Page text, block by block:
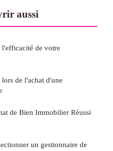
aussi
l'efficacité de votre
de l'achat d'une
de Bien Immobilier Réussi
un gestionnaire de